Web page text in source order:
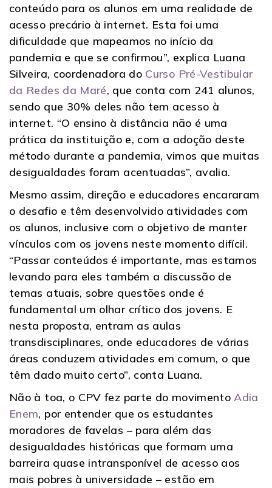
conteúdo para os alunos em uma realidade de
acesso precário à internet. Esta foi uma
dificuldade que mapeamos no início da
pandemia e que se confirmou”, explica Luana
Silveira, coordenadora do Curso Pré-Vestibular
da Redes da Maré, que conta com 241 alunos,
sendo que 30% deles não tem acesso à
internet. “O ensino à distância não é uma
prática da instituição e, com a adoção deste
método durante a pandemia, vimos que muitas
desigualdades foram acentuadas”, avalia.
Mesmo assim, direção e educadores encararam
o desafio e têm desenvolvido atividades com
os alunos, inclusive com o objetivo de manter
vínculos com os jovens neste momento difícil.
“Passar conteúdos é importante, mas estamos
levando para eles também a discussão de
temas atuais, sobre questões onde é
fundamental um olhar crítico dos jovens. E
nesta proposta, entram as aulas
transdisciplinares, onde educadores de várias
áreas conduzem atividades em comum, o que
têm dado muito certo”, conta Luana.
Não à toa, o CPV fez parte do movimentoAdia
Enem, por entender que os estudantes
moradores de favelas – para além das
desigualdades históricas que formam uma
barreira quase intransponível de acesso aos
mais pobres à universidade – estão em